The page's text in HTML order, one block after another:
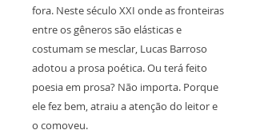
fora. Neste século XXI onde as fronteiras
entre os gêneros são elásticas e
costumam se mesclar, Lucas Barroso
adotou a prosa poética. Ou terá feito
poesia em prosa? Não importa. Porque
ele fez bem, atraiu a atenção do leitor e
o comoveu.